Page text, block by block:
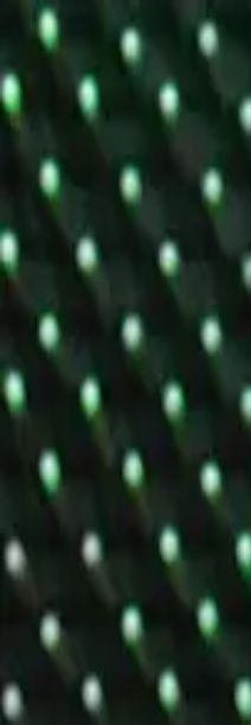
Sobota, 8. augusta 2026
Prihlásenie